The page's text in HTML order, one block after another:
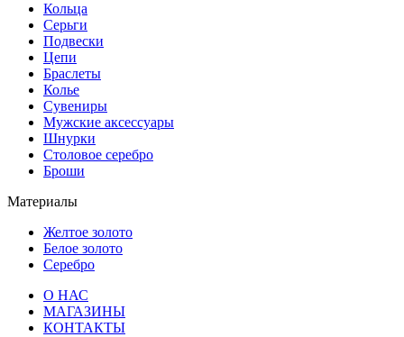
Кольца
Серьги
Подвески
Цепи
Браслеты
Колье
Сувениры
Мужские аксессуары
Шнурки
Столовое серебро
Броши
Материалы
Желтое золото
Белое золото
Серебро
О НАС
МАГАЗИНЫ
КОНТАКТЫ